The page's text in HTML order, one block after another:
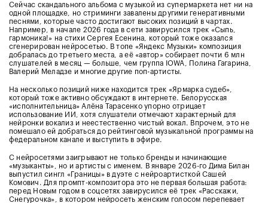
Сейчас скандального альбома с музыкой из супермаркета нет ни на
одной площадке, но стриминги завалены другими генеративными
песнями, которые часто достигают высоких позиций в чартах.
Например, в начале 2026 года в сети завирусился трек «Сыпь,
гармоника!» на стихи Сергея Есенина, который тоже оказался
сгенерирован нейросетью. В топе «Яндекс Музыки» композиция
добралась до третьего места, а её «автор» собирает почти 6 млн
слушателей в месяц — больше, чем группа IOWA, Полина Гагарина,
Валерий Меладзе и многие другие поп-артисты.
На несколько позиций ниже находится трек «Ярмарка судеб»,
который тоже активно обсуждают в интернете. Белорусская
«исполнительница» Алёна Тарасенко упорно отрицает
использование ИИ, хотя слушатели отмечают характерный для
нейронки вокализ и неестественно чистый вокал. Впрочем, это не
помешало ей добраться до рейтинговой музыкальной программы на
федеральном канале и выступить в эфире.
С нейросетями заигрывают не только бренды и начинающие
«музыканты», но и артисты с именем. В январе 2026-го Дима Билан
выпустил сингл «Границы» в дуэте с нейроартисткой Сашей
Комович. Для промпт-композитора это не первая большая работа:
перед Новым годом в соцсетях завирусился её трек «Расскажи,
Снегурочка», в котором нейросеть женским голосом перепевает